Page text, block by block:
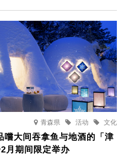
特别时光。
青森県 文化
活动
嚐大间吞拿鱼与地酒的「津
月期间限定举办